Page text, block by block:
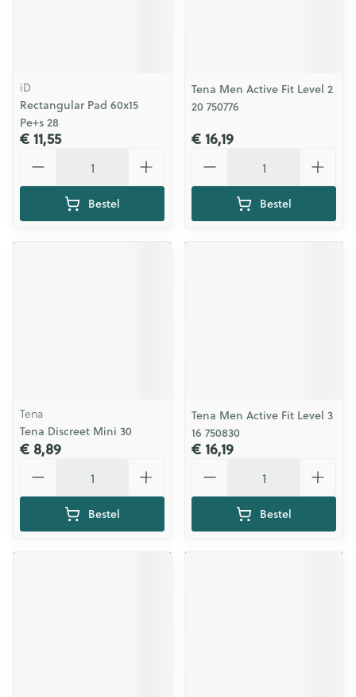
iD
Rectangular Pad 60x15
Pe+s 28
€ 11,55
Bestel
Tena Men Active Fit Level 2
20 750776
€ 16,19
Bestel
Tena
Tena Discreet Mini 30
€ 8,89
Bestel
Tena Men Active Fit Level 3
16 750830
€ 16,19
Bestel